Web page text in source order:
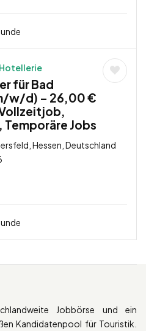
für Bad
w/d) – 26,00 €
Jobs
Hessen, Deutschland
Jobbörse und ein
Kandidatenpool für Touristik.